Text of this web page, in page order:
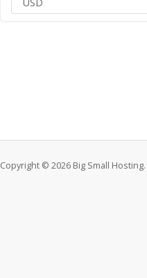
Copyright © 2026 Big Small